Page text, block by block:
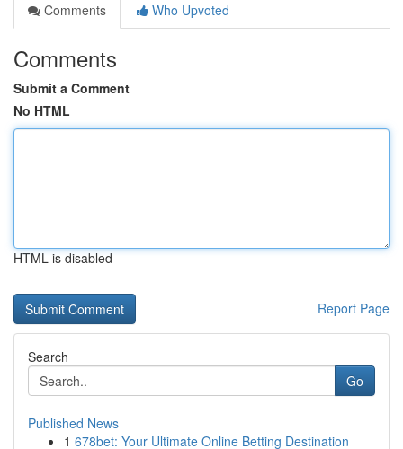
Comments
Who Upvoted
Comments
Submit a Comment
No HTML
HTML is disabled
Report Page
Search
Go
Published News
1 678bet: Your Ultimate Online Betting Destination